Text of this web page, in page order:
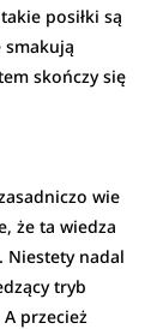
posiłki są
smakują
skończy się
wie
że ta wiedza
Niestety nadal
tryb
przecież